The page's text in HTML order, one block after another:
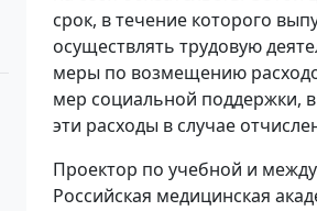
срок, в течение которого
осуществлять трудовую
меры по возмещению
мер социальной поддержки,
эти расходы в случае
Проектор по учебной и
Российская медицинская